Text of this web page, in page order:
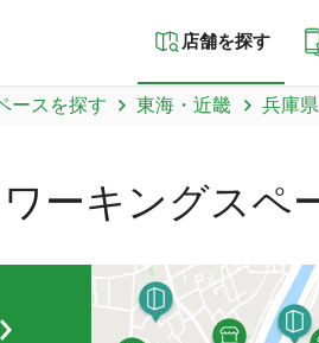
店舗を探す
ースを探す 東海・近畿 兵庫県
ーキングスペ